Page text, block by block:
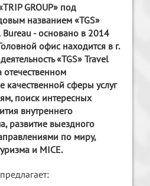
GROUP» под
названием «TGS»
Bureau - основано в 2014
офис находится в г.
«TGS» Travel
отечественном
качественной сферы услуг
поиск интересных
внутреннего
развитие выездного
по миру,
и MICE.